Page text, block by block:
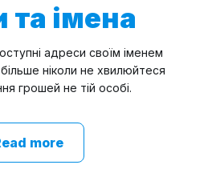
та імена
адреси своїм іменем
ніколи не хвилюйтеся
грошей не тій особі.
more